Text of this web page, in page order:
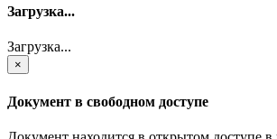
Загрузка...
Загрузка...
×
Документ в свободном доступе